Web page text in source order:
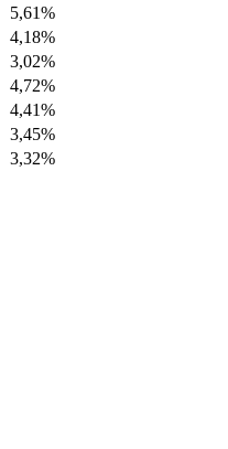
5,61%
4,18%
3,02%
4,72%
4,41%
3,45%
3,32%